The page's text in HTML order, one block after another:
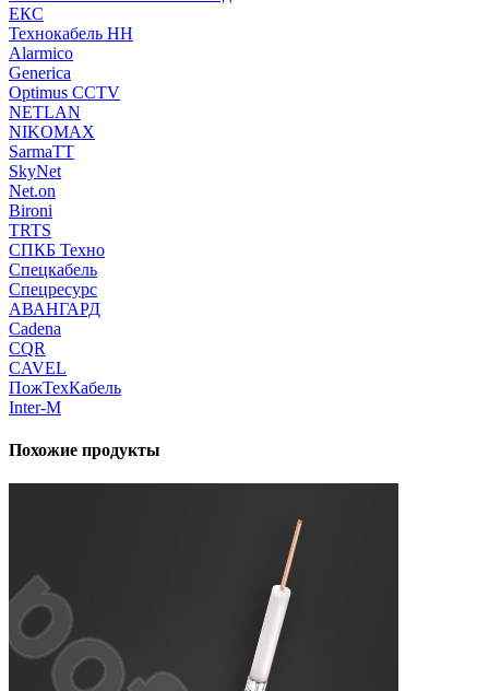
ЕКС
Технокабель НН
Alarmico
Generica
Optimus CCTV
NETLAN
NIKOMAX
SarmaTT
SkyNet
Net.on
Bironi
TRTS
СПКБ Техно
Спецкабель
Спецресурс
АВАНГАРД
Cadena
CQR
CAVEL
ПожТехКабель
Inter-M
Похожие продукты